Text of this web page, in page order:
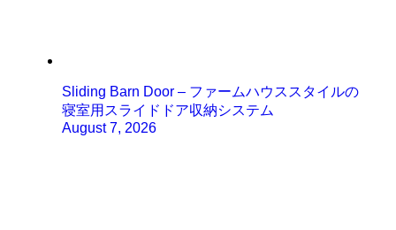
Sliding Barn Door – ファームハウススタイルの
寝室用スライドドア収納システム
August 7, 2026